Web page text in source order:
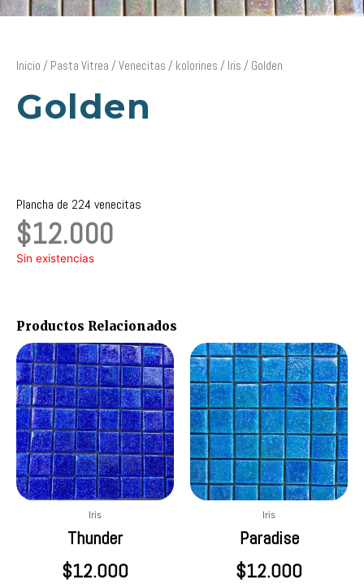
Inicio / Pasta Vitrea /Venecitas / kolorines / Iris / Golden
Golden
Plancha de 224 venecitas
$12.000
Sin existencias
Productos Relacionados
Iris
Thunder
$12.000
Iris
Paradise
$12.000